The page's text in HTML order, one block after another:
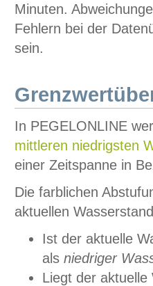
Minuten.
Fehlern bei der
sein.
In PEGELONLINE
mittleren niedrigsten
einer Zeitspanne in
Die farblichen
aktuellen
Ist der aktuelle
als niedriger
Liegt der